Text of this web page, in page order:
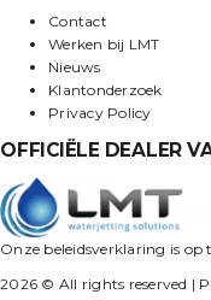
Contact
Werken bij LMT
Nieuws
Klantonderzoek
Privacy Policy
OFFICIËLE DEALER
Onze beleidsverklaring is op
2026 © All rights reserved |